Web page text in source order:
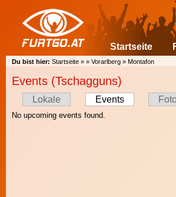
Startseite
Du bist hier: Startseite » » Vorarlberg » Montafon
Events (Tschagguns)
Lokale Events
No upcoming events found.